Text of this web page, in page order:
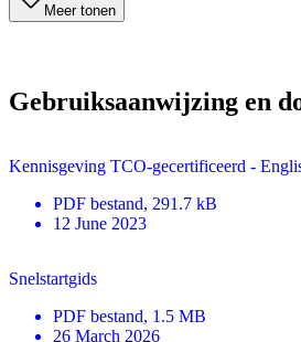
Meer tonen
Gebruiksaanwijzing en
Kennisgeving TCO-gecertificeerd -
PDF bestand, 291.7 kB
12 June 2023
Snelstartgids
PDF bestand, 1.5 MB
26 March 2026